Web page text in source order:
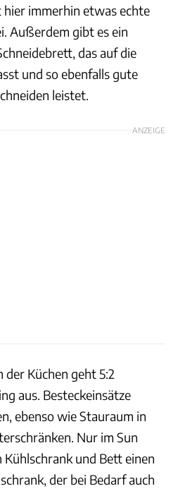
immerhin etwas echte
Außerdem gibt es ein
das auf die
und so ebenfalls gute
leistet.
ANZEIGE
Küchen geht 5:2
aus. Besteckeinsätze
ebenso wie Stauraum in
Nur im Sun
und Bett einen
der bei Bedarf auch